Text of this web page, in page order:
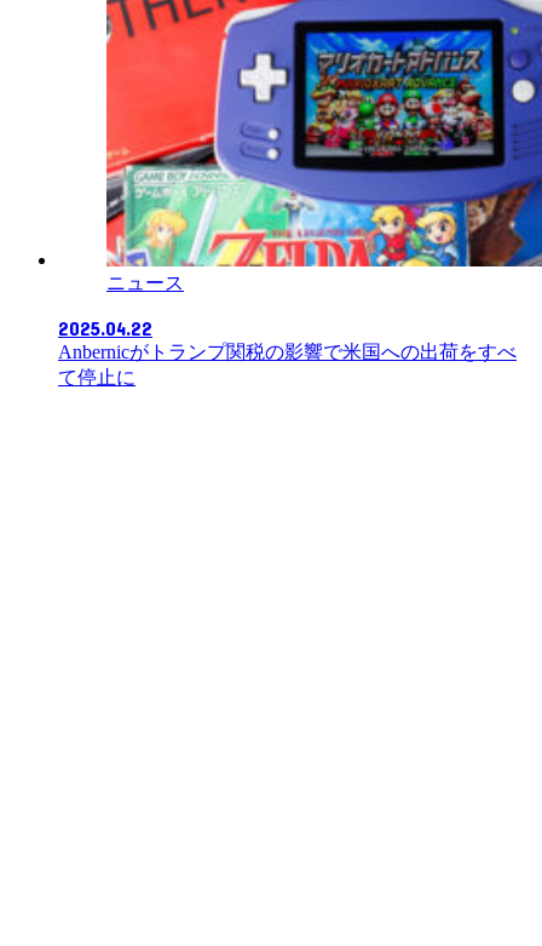
ニュース
2025.04.22
Anbernicがトランプ関税の影響で米国への出荷をすべ
て停止に